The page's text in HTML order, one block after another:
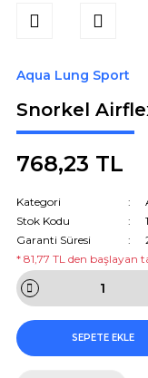
Aqua Lung Sport
Snorkel
768,23 TL
Kategori
Stok Kodu
Garanti Süresi
* 81,77 TL den başlayan
SEPETE EKLE